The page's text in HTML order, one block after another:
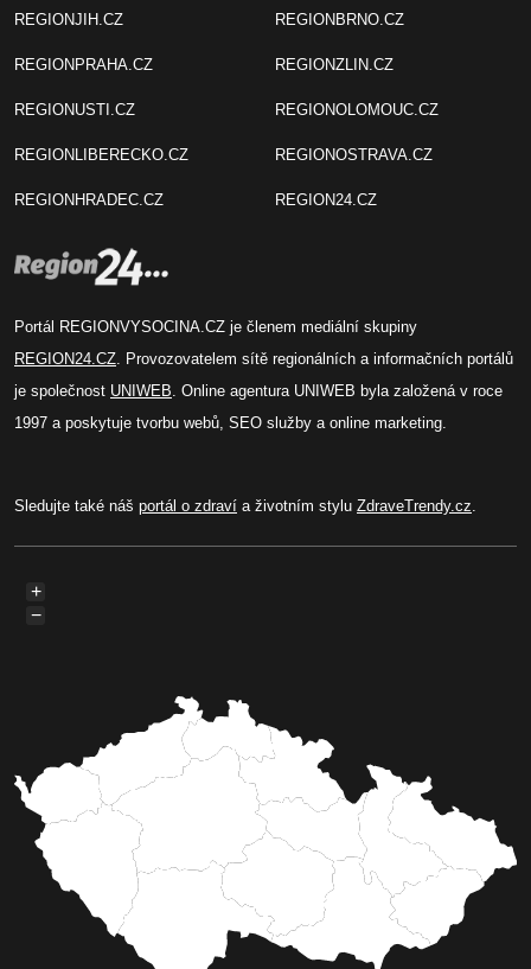
REGIONJIH.CZ
REGIONPRAHA.CZ
REGIONUSTI.CZ
REGIONLIBERECKO.CZ
REGIONHRADEC.CZ
REGIONBRNO.CZ
REGIONZLIN.CZ
REGIONOLOMOUC.CZ
REGIONOSTRAVA.CZ
REGION24.CZ
Portál REGIONVYSOCINA.CZ je členem mediální skupiny
REGION24.CZ . Provozovatelem sítě regionálních a informačních portálů
je společnost UNIWEB . Online agentura UNIWEB byla založená v roce
1997 a poskytuje tvorbu webů, SEO služby a online marketing.
Sledujte také náš portál o zdraví a životním stylu ZdraveTrendy.cz
+
−